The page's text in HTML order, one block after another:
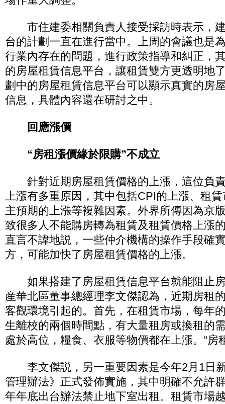
市住建委相關負責人接受採訪時表示，
台的計劃一直在進行當中。上周的會議也是
行業內存在的問題，進行政策指導和糾正，
的房屋租賃信息平台，讓租賃雙方更透明地
劃中的房屋租賃信息平台可以顯示真實的房
信息，具體內容還在研討之中。
回應漲價
“房租漲價緣於限購”不成立
針對近期房屋租賃價格的上漲，這位負
上漲有多重原因，其中包括CPI的上漲、租
主預期的上漲等複雜因素。外界所傳因為京
致很多人不能購房轉為租賃及租賃價格上漲
直言不諱地説，一些仲介機構的操作手段確
方，可能加快了房屋租賃價格的上漲。
如果搭建了房屋租賃信息平台就能阻止
産華北區董事總經理李文傑認為，近期房租
客觀環境引起的。首先，在租賃市場，每年
生離校的兩個時間點，有大量租房或換租的
處於高位，糧食、衣服等物價都在上漲。“房
李文傑説，另一重要因素是今年2月1日
管理辦法》正式發佈實施，其中明確不允許
年年底出台辦法禁止地下室出租。租賃市場